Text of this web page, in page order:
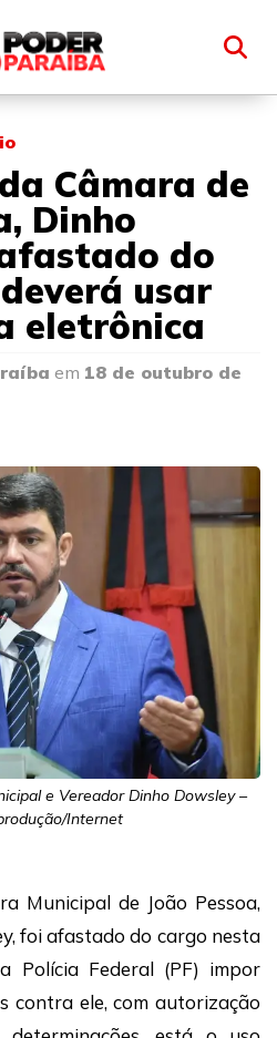
Câmara de
Dinho
do
usar
eletrônica
em 18 de outubro de
e Vereador Dinho Dowsley –
Internet
Municipal de João Pessoa,
foi afastado do cargo nesta
Polícia Federal (PF) impor
contra ele, com autorização